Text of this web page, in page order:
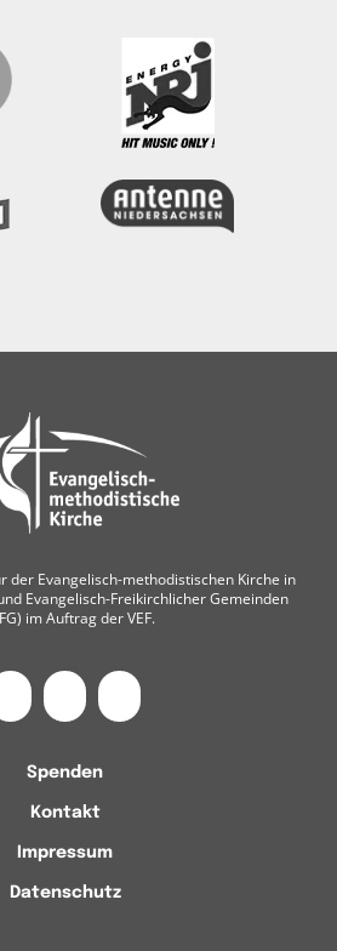
der Evangelisch-methodistischen Kirche in
Evangelisch-Freikirchlicher Gemeinden
im Auftrag der VEF.
Spenden
Kontakt
Impressum
Datenschutz